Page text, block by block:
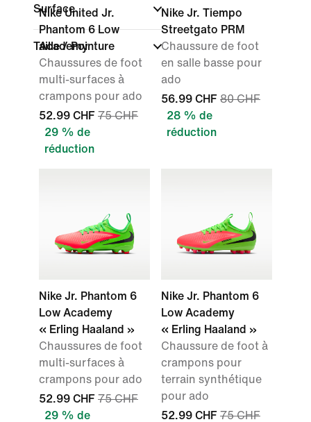
Surface
Taille / Pointure
Nike United Jr.
Phantom 6 Low
Academy
Chaussures de foot
multi-surfaces à
crampons pour ado
52.99 CHF 75 CHF
29 % de
réduction
Nike Jr. Tiempo
Streetgato PRM
Chaussure de foot
en salle basse pour
ado
56.99 CHF 80 CHF
28 % de
réduction
Nike Jr. Phantom 6
Low Academy
« Erling Haaland »
Chaussures de foot
multi-surfaces à
crampons pour ado
52.99 CHF 75 CHF
29 % de
Nike Jr. Phantom 6
Low Academy
« Erling Haaland »
Chaussure de foot à
crampons pour
terrain synthétique
pour ado
52.99 CHF 75 CHF